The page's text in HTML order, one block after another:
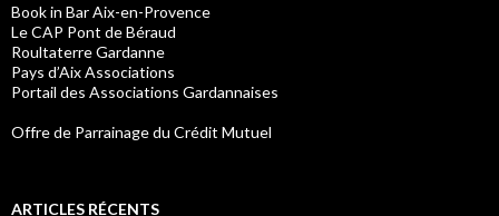
Book in Bar Aix-en-Provence
Le CAP Pont de Béraud
Roultaterre Gardanne
Pays d’Aix Associations
Portail des Associations Gardannaises
Offre de Parrainage du Crédit Mutuel
ARTICLES RÉCENTS